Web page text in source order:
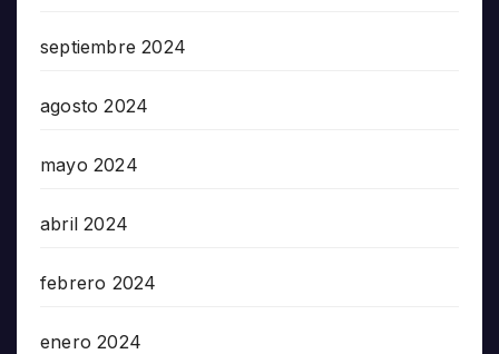
septiembre 2024
agosto 2024
mayo 2024
abril 2024
febrero 2024
enero 2024